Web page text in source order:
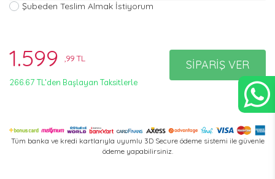
Şubeden Teslim Almak İstiyorum
1.599 ,99 TL
266.67 TL'den Başlayan Taksitlerle
SİPARİŞ VER
Tüm banka ve kredi kartlarıyla uyumlu 3D Secure ödeme sistemi ile güvenle
ödeme yapabilirsiniz.